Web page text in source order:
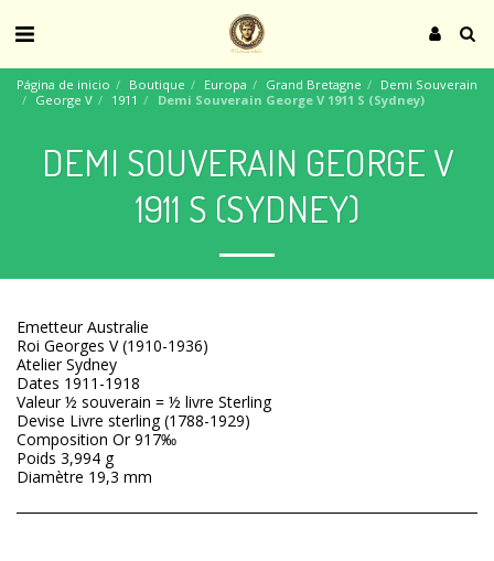
Página de inicio Boutique Europa Grand Bretagne
Demi Souverain
George V
1911 Demi Souverain George V 1911 S (Sydney)
DEMI SOUVERAIN GEORGE V
1911 S (SYDNEY)
Emetteur Australie
Roi Georges V (1910-1936)
Atelier Sydney
Dates 1911-1918
Valeur ½ souverain = ½ livre Sterling
Devise Livre sterling (1788-1929)
Composition Or 917‰
Poids 3,994 g
Diamètre 19,3 mm